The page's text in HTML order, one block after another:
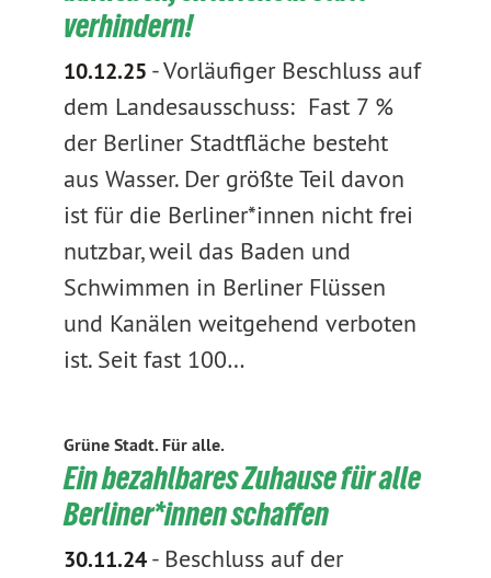
verhindern!
10.12.25 -Vorläufiger Beschluss auf
dem Landesausschuss: Fast 7 %
der Berliner Stadtfläche besteht
aus Wasser. Der größte Teil davon
ist für die Berliner*innen nicht frei
nutzbar, weil das Baden und
Schwimmen in Berliner Flüssen
und Kanälen weitgehend verboten
ist. Seit fast 100…
Grüne Stadt. Für alle.
Ein bezahlbares Zuhause für alle
Berliner*innen schaffen
30.11.24- Beschluss auf der